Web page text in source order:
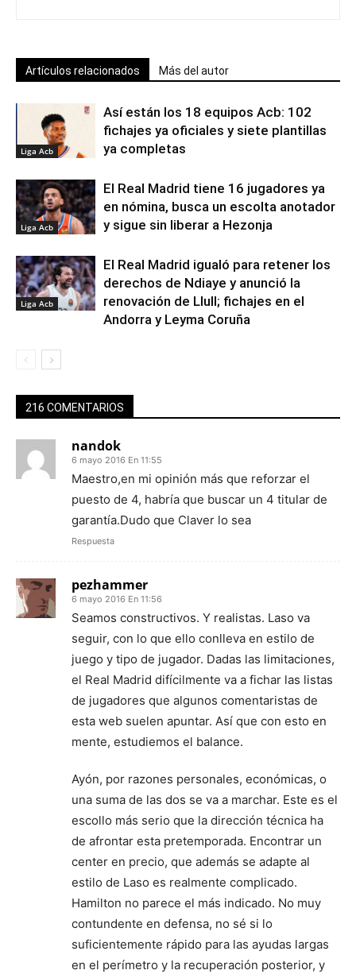
Artículos relacionados Más del autor
Liga Acb
Así están los 18 equipos Acb: 102
fichajes ya oficiales y siete plantillas
ya completas
Liga Acb
El Real Madrid tiene 16 jugadores ya
en nómina, busca un escolta anotador
y sigue sin liberar a Hezonja
Liga Acb
El Real Madrid igualó para retener los
derechos de Ndiaye y anunció la
renovación de Llull; fichajes en el
Andorra y Leyma Coruña
216 COMENTARIOS
nandok
6 mayo 2016 En 11:55
Maestro,en mi opinión más que reforzar el
puesto de 4, habría que buscar un 4 titular de
garantía.Dudo que Claver lo sea
Respuesta
pezhammer
6 mayo 2016 En 11:56
Seamos constructivos. Y realistas. Laso va
seguir, con lo que ello conlleva en estilo de
juego y tipo de jugador. Dadas las limitaciones,
el Real Madrid difícilmente va a fichar las listas
de jugadores que algunos comentaristas de
esta web suelen apuntar. Así que con esto en
mente, estudiemos el balance.
Ayón, por razones personales, económicas, o
una suma de las dos se va a marchar. Este es el
escollo más serio que la dirección técnica ha
de afrontar esta pretemporada. Encontrar un
center en precio, que además se adapte al
estilo de Laso es realmente complicado.
Hamilton no parece el más indicado. No muy
contundente en defensa, no sé si lo
suficientemente rápido para las ayudas largas
en el perímetro y la recuperación posterior, y